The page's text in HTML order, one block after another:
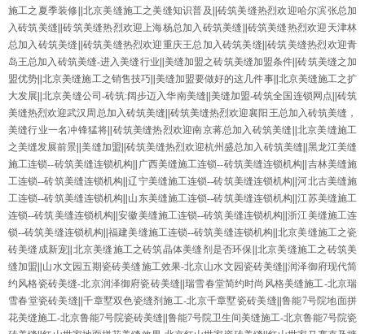
施工之夏季装修 北京美缝施工之美缝知识普及 砖筑美缝热烈欢迎哈尔滨张总加
入砖筑美缝 ||砖筑美缝热烈欢迎上海杨总加入砖筑美缝 砖筑美缝热烈欢迎天津林
总加入砖筑美缝 砖筑美缝热烈欢迎重庆王总加入砖筑美缝 砖筑美缝热烈欢迎青
岛王总加入砖筑美缝-进入美缝行业 美缝加盟之砖筑美缝加盟条件 ||砖筑美缝之加
盟优势 ||北京美缝施工之销售技巧|| 美缝加盟要做好的这几件事|| 北京美缝施工之扩
大发展 ||北京美缝公司-砖筑:阔步迈入华南美缝 美缝加盟-砖筑全国连锁网点 砖筑
美缝热烈欢迎武汉周总加入砖筑美缝 砖筑美缝热烈欢迎襄阳王总加入砖筑美缝，
美缝行业一名冲锋猛将 砖筑美缝热烈欢迎南京蒋总加入砖筑美缝 北京美缝施工
之美缝发展前景 ||美缝加盟 砖筑美缝热烈欢迎杭州盛总加入砖筑美缝 黑龙江美缝
施工连锁--砖筑美缝连锁机构
广西美缝施工连锁--砖筑美缝连锁机构 吉林美缝施
工连锁--砖筑美缝连锁机构 ||辽宁美缝施工连锁--砖筑美缝连锁机构 ||河北古美缝施
工连锁--砖筑美缝连锁机构 山东美缝施工连锁--砖筑美缝连锁机构 ||江苏美缝施工
连锁--砖筑美缝连锁机构 ||安徽美缝施工连锁--砖筑美缝连锁机构 ||浙江美缝施工连
锁--砖筑美缝连锁机构 ||福建美缝施工连锁--砖筑美缝连锁机构 ||北京美缝施工之瓷
砖美缝成新宠 北京美缝施工之砖筑晶体美缝剂是否环保 北京美缝施工之砖筑美
缝加盟 山水文园五期瓷砖美缝施工效果-北京山水文园瓷砖美缝 ||润泽御府现代简
约风格瓷砖美缝-北京润泽御府瓷砖美缝 瑞雪春堂简约时尚风格美缝施工-北京瑞
雪春堂瓷砖美缝 千章墅双色瓷缝剂施工-北京千章墅瓷砖美缝 鲁能7号院地面拼
花美缝施工-北京鲁能7号院瓷砖美缝 鲁能7号院卫生间美缝施工-北京鲁能7号院瓷